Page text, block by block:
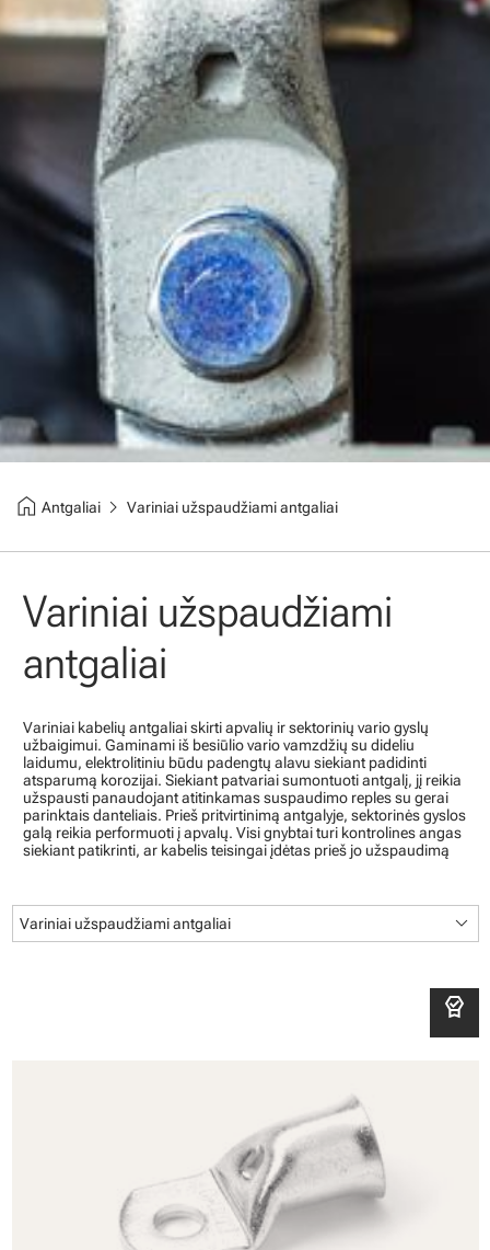
home Antgaliaichevron_right Variniai užspaudžiami antgaliai
Variniai užspaudžiami
antgaliai
Variniai kabelių antgaliai skirti apvalių ir sektorinių vario gyslų
užbaigimui. Gaminami iš besiūlio vario vamzdžių su dideliu
laidumu, elektrolitiniu būdu padengtų alavu siekiant padidinti
atsparumą korozijai. Siekiant patvariai sumontuoti antgalį, jį reikia
užspausti panaudojant atitinkamas suspaudimo reples su gerai
parinktais danteliais. Prieš pritvirtinimą antgalyje, sektorinės gyslos
galą reikia performuoti į apvalų. Visi gnybtai turi kontrolines angas
siekiant patikrinti, ar kabelis teisingai įdėtas prieš jo užspaudimą
Variniai užspaudžiami antgaliai keyboard_arrow_down
editor_choice